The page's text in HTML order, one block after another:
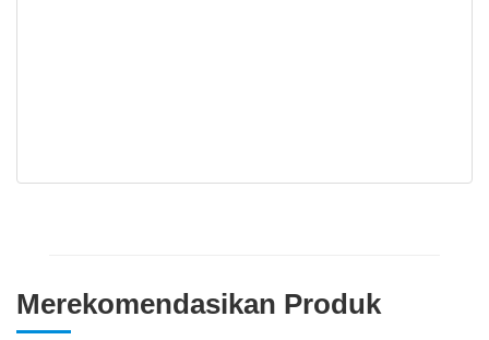
Merekomendasikan Produk